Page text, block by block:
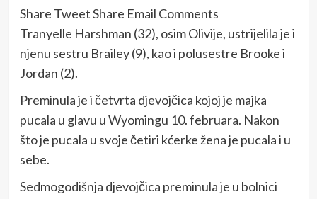
Share Tweet Share Email Comments
Tranyelle Harshman (32), osim Olivije, ustrijelila je i
njenu sestru Brailey (9), kao i polusestre Brooke i
Jordan (2).
Preminula je i četvrta djevojčica kojoj je majka
pucala u glavu u Wyomingu 10. februara. Nakon
što je pucala u svoje četiri kćerke žena je pucala i u
sebe.
Sedmogodišnja djevojčica preminula je u bolnici